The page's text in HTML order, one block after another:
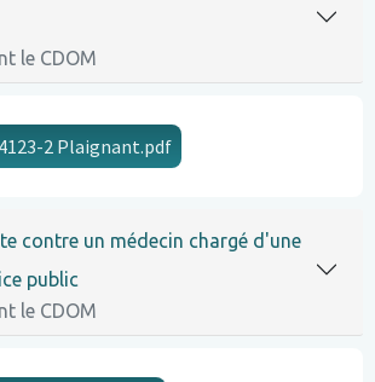
le CDOM
2 Plaignant.pdf
contre un médecin chargé d'une
public
le CDOM